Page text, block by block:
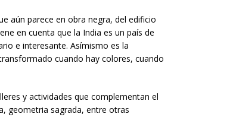
aún parece en obra negra, del edificio
en cuenta que la India es un país de
e interesante. Asímismo es la
cuando hay colores, cuando
y actividades que complementan el
geometria sagrada, entre otras